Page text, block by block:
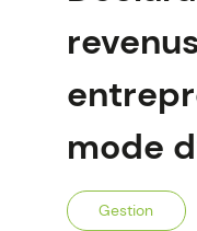
mode
Gestion